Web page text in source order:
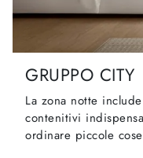
GRUPPO CITY
La zona notte
contenitivi
ordinare piccole